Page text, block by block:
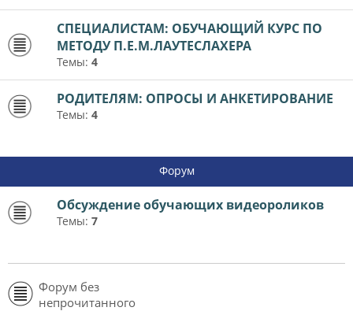
СПЕЦИАЛИСТАМ: ОБУЧАЮЩИЙ КУРС ПО
МЕТОДУ П.Е.М.ЛАУТЕСЛАХЕРА
Темы: 4
РОДИТЕЛЯМ: ОПРОСЫ И АНКЕТИРОВАНИЕ
Темы: 4
Форум
Обсуждение обучающих видеороликов
Темы: 7
Форум без
непрочитанного